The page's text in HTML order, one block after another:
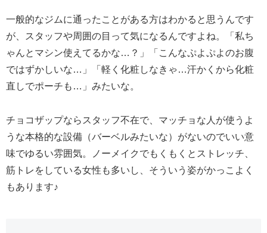
一般的なジムに通ったことがある方はわかると思うんです
が、スタッフや周囲の目って気になるんですよね。「私ち
ゃんとマシン使えてるかな…？」「こんなぷよぷよのお腹
ではずかしいな…」「軽く化粧しなきゃ…汗かくから化粧
直しでポーチも…」みたいな。
チョコザップならスタッフ不在で、マッチョな人が使うよ
うな本格的な設備（バーベルみたいな）がないのでいい意
味でゆるい雰囲気。ノーメイクでもくもくとストレッチ、
筋トレをしている女性も多いし、そういう姿がかっこよく
もあります♪